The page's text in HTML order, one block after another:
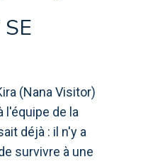
(Nana Visitor)
de la
déjà : il n'y a
survivre à une